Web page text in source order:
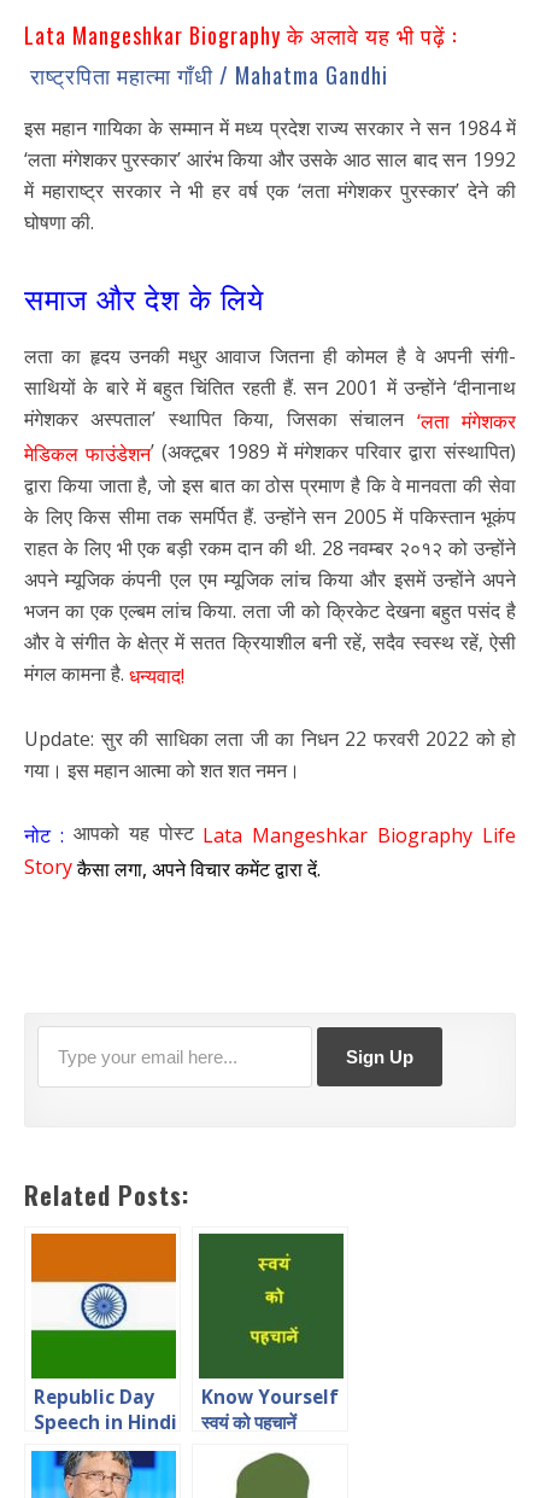
Lata Mangeshkar Biography के अलावे यह भी पढ़ें :
राष्ट्रपिता महात्मा गाँधी / Mahatma Gandhi
इस महान गायिका के सम्मान में मध्य प्रदेश राज्य सरकार ने सन 1984 में
‘लता मंगेशकर पुरस्कार’ आरंभ किया और उसके आठ साल बाद सन 1992
में महाराष्ट्र सरकार ने भी हर वर्ष एक ‘लता मंगेशकर पुरस्कार’ देने की
घोषणा की.
समाज और देश के लिये
लता का हृदय उनकी मधुर आवाज जितना ही कोमल है वे अपनी संगी-
साथियों के बारे में बहुत चिंतित रहती हैं. सन 2001 में उन्होंने ‘दीनानाथ
मंगेशकर अस्पताल’ स्थापित किया, जिसका संचालन ‘लता मंगेशकर
मेडिकल फाउंडेशन’ (अक्टूबर 1989 में मंगेशकर परिवार द्वारा संस्थापित)
द्वारा किया जाता है, जो इस बात का ठोस प्रमाण है कि वे मानवता की सेवा
के लिए किस सीमा तक समर्पित हैं. उन्होंने सन 2005 में पकिस्तान भूकंप
राहत के लिए भी एक बड़ी रकम दान की थी. 28 नवम्बर २०१२ को उन्होंने
अपने म्यूजिक कंपनी एल एम म्यूजिक लांच किया और इसमें उन्होंने अपने
भजन का एक एल्बम लांच किया. लता जी को क्रिकेट देखना बहुत पसंद है
और वे संगीत के क्षेत्र में सतत क्रियाशील बनी रहें, सदैव स्वस्थ रहें, ऐसी
मंगल कामना है. धन्यवाद!
Update: सुर की साधिका लता जी का निधन 22 फरवरी 2022 को हो
गया। इस महान आत्मा को शत शत नमन।
नोट : आपको यह पोस्ट Lata Mangeshkar Biography Life
Storyकैसा लगा, अपने विचार कमेंट द्वारा दें.
Related Posts:
Republic Day
Speech in Hindi
for Students
Know Yourself
स्वयं को पहचानें